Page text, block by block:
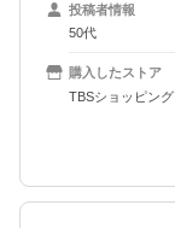
投稿者情報
50代
購入したストア
TBSショッピング